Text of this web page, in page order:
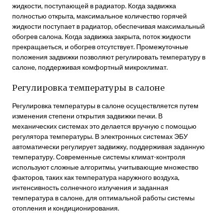
жидкости, поступающей в радиатор. Когда задвижка
полностью открыта, максимальное количество горячей
жидкости поступает в радиатор, обеспечивая максимальный
обогрев салона. Когда задвижка закрыта, поток жидкости
прекращаеться, и обогрев отсутствует. Промежуточные
положения задвижки позволяют регулировать температуру в
салоне, поддерживая комфортный микроклимат.
Регулировка температуры в салоне
Регулировка температуры в салоне осуществляется путем
изменения степени открытия задвижки печки. В
механических системах это делается вручную с помощью
регулятора температуры. В электронных системах ЭБУ
автоматически регулирует задвижку, поддерживая заданную
температуру. Современные системы климат-контроля
используют сложные алгоритмы, учитывающие множество
факторов, таких как температура наружного воздуха,
интенсивность солнечного излучения и заданная
температура в салоне, для оптимальной работы системы
отопления и кондиционирования.